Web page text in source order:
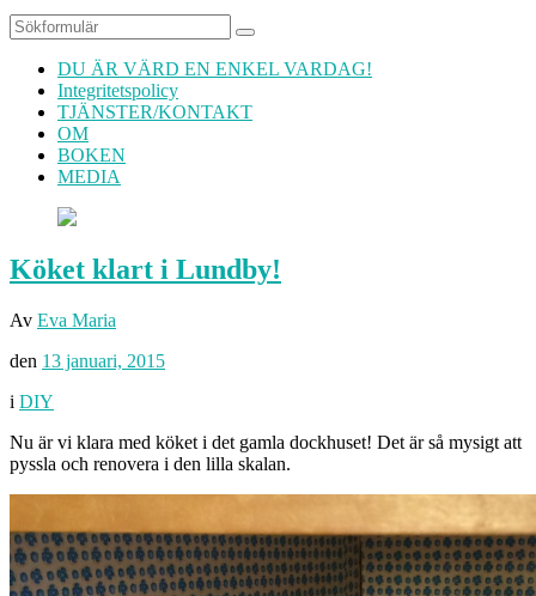
Sök
DU ÄR VÄRD EN ENKEL VARDAG!
Integritetspolicy
TJÄNSTER/KONTAKT
OM
BOKEN
MEDIA
Köket klart i Lundby!
Av Eva Maria
den 13 januari, 2015
i DIY
Nu är vi klara med köket i det gamla dockhuset! Det är så mysigt att
pyssla och renovera i den lilla skalan.